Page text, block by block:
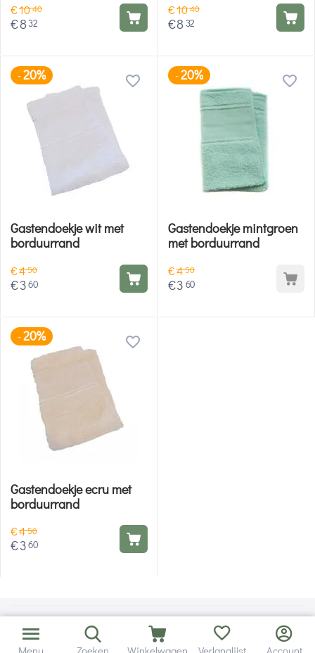
€1040
€8 32
€1040
€8 32
-20%
Gastendoekje wit met
borduurrand
€450
€360
-20%
Gastendoekje mintgroen
met borduurrand
€450
€3 60
-20%
Gastendoekje ecru met
borduurrand
€450
€360
Menu Zoeken Winkelwagen Verlanglijst Account